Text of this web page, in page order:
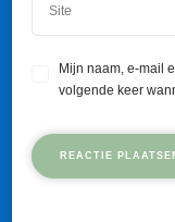
Mijn naam, e-mail
volgende keer